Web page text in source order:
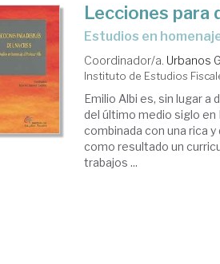
Lecciones para
estudios en
Coordinador/a. Urbanos
Instituto de Estudios
Emilio Albi es, sin lugar
del último medio siglo en
combinada con una rica
como resultado un
trabajos ...